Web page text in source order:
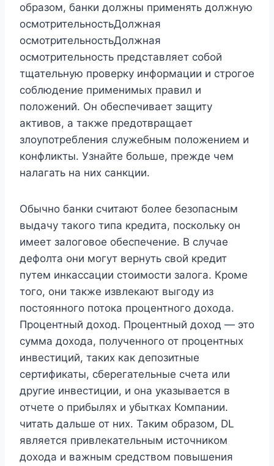
образом, банки должны применять должную
осмотрительностьДолжная
осмотрительностьДолжная
осмотрительность представляет собой
тщательную проверку информации и строгое
соблюдение применимых правил и
положений. Он обеспечивает защиту
активов, а также предотвращает
злоупотребления служебным положением и
конфликты. Узнайте больше, прежде чем
налагать на них санкции.
Обычно банки считают более безопасным
выдачу такого типа кредита, поскольку он
имеет залоговое обеспечение. В случае
дефолта они могут вернуть свой кредит
путем инкассации стоимости залога. Кроме
того, они также извлекают выгоду из
постоянного потока процентного дохода.
Процентный доход. Процентный доход — это
сумма дохода, полученного от процентных
инвестиций, таких как депозитные
сертификаты, сберегательные счета или
другие инвестиции, и она указывается в
отчете о прибылях и убытках Компании.
читать дальше от них. Таким образом, DL
является привлекательным источником
дохода и важным средством повышения